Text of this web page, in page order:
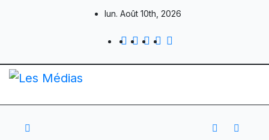
lun. Août 10th, 2026